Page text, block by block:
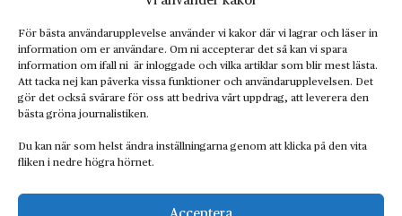
För bästa användarupplevelse använder vi kakor där vi lagrar och läser in
information om er användare. Om ni accepterar det så kan vi spara
information om ifall ni är inloggade och vilka artiklar som blir mest lästa.
Att tacka nej kan påverka vissa funktioner och användarupplevelsen. Det
gör det också svårare för oss att bedriva vårt uppdrag, att leverera den
bästa gröna journalistiken.
Du kan när som helst ändra inställningarna genom att klicka på den vita
fliken i nedre högra hörnet.
Acceptera
Landets Fria Tidning är en nyhetstidning med bred bevakning av
det viktigaste som händer lokalt och globalt och med fokus på
omställningsrörelsen. En omställning till ett hållbart samhälle går
både via starka och lika rättigheter för alla människor, minskade
ekonomiska och sociala klyftor, samt utrymme för allt levande att
utvecklas och frodas.